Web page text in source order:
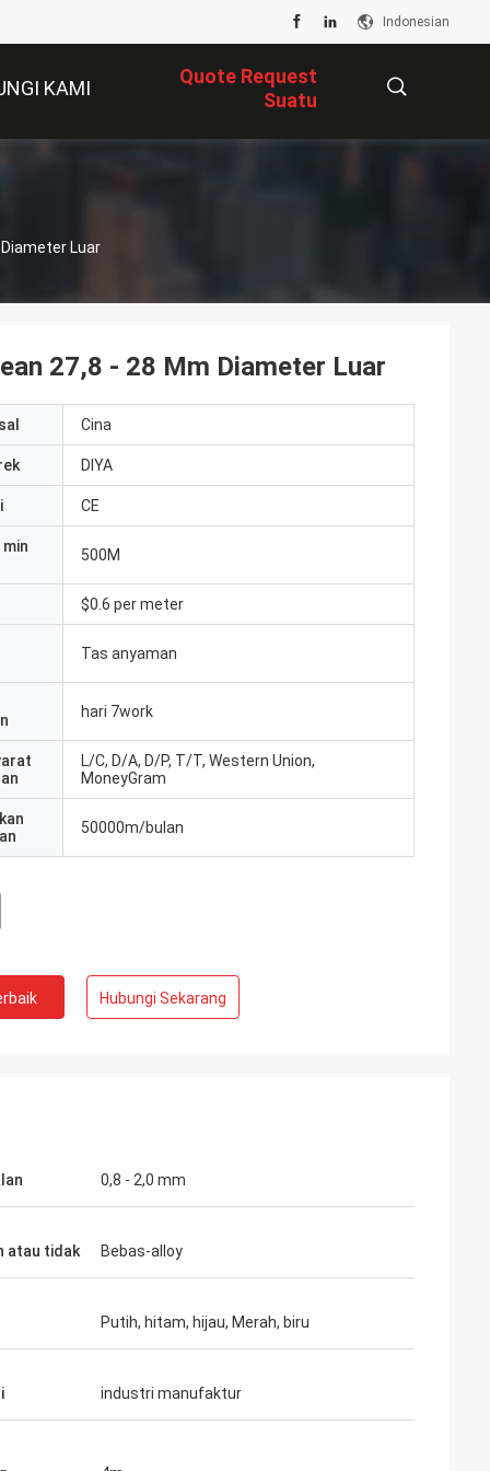
Indonesian
KAMI
Quote Request
Suatu
Luar
27,8 - 28 Mm Diameter Luar
Cina
DIYA
CE
500M
$0.6 per meter
Tas anyaman
hari 7work
L/C, D/A, D/P, T/T, Western Union,
MoneyGram
50000m/bulan
Hubungi Sekarang
0,8 - 2,0 mm
atau tidak Bebas-alloy
Putih, hitam, hijau, Merah, biru
industri manufaktur